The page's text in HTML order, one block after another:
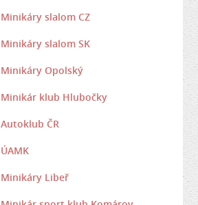
Minikáry slalom CZ
Minikáry slalom SK
Minikáry Opolský
Minikár klub Hlubočky
Autoklub ČR
ÚAMK
Minikáry Libeř